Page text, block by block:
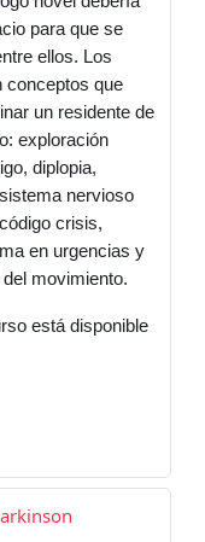
para que se
ellos. Los
conceptos que
un residente de
exploración
diplopia,
nervioso
crisis,
en urgencias y
movimiento.
está disponible